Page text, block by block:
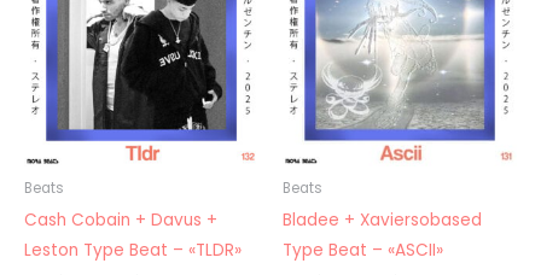
Beats
Cash Cobain + Davus +
Leston Type Beat – «TLDR»
Beats
Bladee + Xaviersobased
Type Beat – «ASCII»